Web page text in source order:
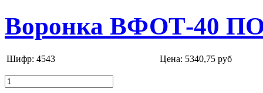
Воронка ВФОТ-40
Шифр: 4543 Цена: 5340,75 руб